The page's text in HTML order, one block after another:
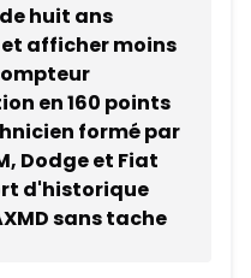
huit ans
afficher moins
en 160 points
formé par
Dodge et Fiat
d'historique
sans tache